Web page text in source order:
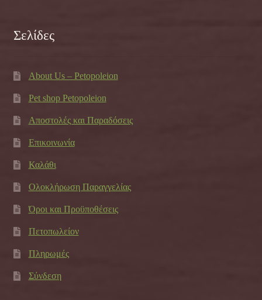
Σελίδες
About Us – Petopoleion
Pet shop Petopoleion
Αποστολές και Παραδόσεις
Επικοινωνία
Καλάθι
Ολοκλήρωση Παραγγελίας
Όροι και Προϋποθέσεις
Πετοπωλείον
Πληρωμές
Σύνδεση